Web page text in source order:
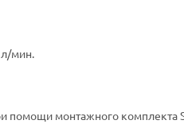
мин.
помощи монтажного комплекта